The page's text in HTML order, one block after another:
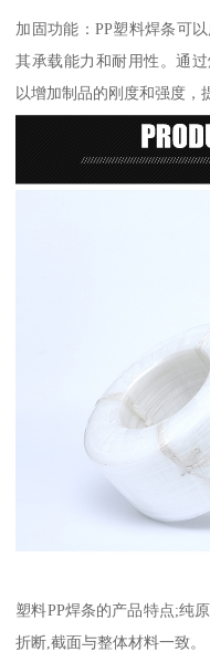
加固功能：PP塑料焊条可
其承载能力和耐用性。通
以增加制品的刚度和强度，
塑料PP焊条的产品特点;纯
折断,截面与整体材料一致。